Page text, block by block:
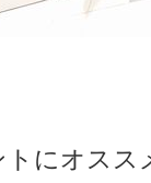
にオス